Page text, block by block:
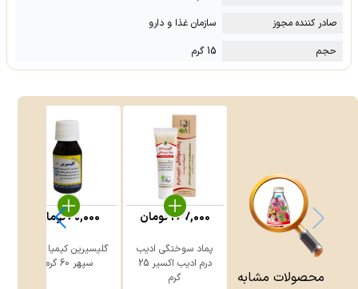
صادر کننده مجوز
سازمان غذا و دارو
حجم
15 گرم
محصولات مشابه
پماد سوختگی ادیب
درم ادیب اکسیر 25
گرم
267,000تومان
گلیسیرین کیمیا دارو
سپهر 60 گرم
60,000تومان